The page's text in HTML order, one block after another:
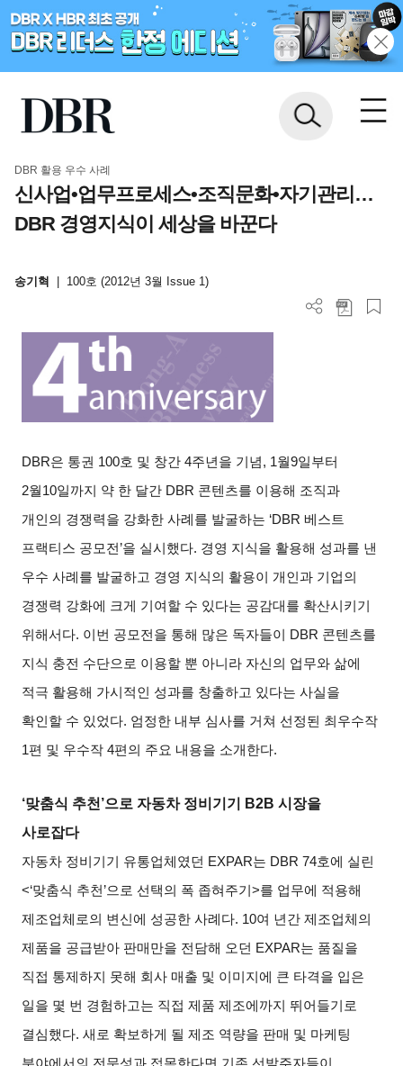
DBR 활용 우수 사례
신사업•업무프로세스•조직문화•자기관리…
DBR 경영지식이 세상을 바꾼다
송기혁 100호 (2012년 3월 Issue 1)
DBR은 통권 100호 및 창간 4주년을 기념, 1월9일부터
2월10일까지 약 한 달간 DBR 콘텐츠를 이용해 조직과
개인의 경쟁력을 강화한 사례를 발굴하는 ‘DBR베스트
프랙티스 공모전 ’을 실시했다. 경영 지식을 활용해 성과를 낸
우수 사례를 발굴하고 경영 지식의 활용이 개인과 기업의
경쟁력 강화에 크게 기여할 수 있다는 공감대를 확산시키기
위해서다. 이번 공모전을 통해 많은 독자들이 DBR 콘텐츠를
지식 충전 수단으로 이용할 뿐 아니라 자신의 업무와 삶에
적극 활용해 가시적인 성과를 창출하고 있다는 사실을
확인할 수 있었다. 엄정한 내부 심사를 거쳐 선정된 최우수작
1편 및 우수작 4편의 주요 내용을 소개한다.
‘맞춤식 추천 ’으로 자동차 정비기기 B2B시장을
사로잡다
자동차 정비기기 유통업체였던 EXPAR는 DBR 74호에 실린
<‘맞춤식 추천 ’으로 선택의 폭 좁혀주기>를 업무에 적용해
제조업체로의 변신에 성공한 사례다. 10여 년간 제조업체의
제품을 공급받아 판매만을 전담해 오던 EXPAR는 품질을
직접 통제하지 못해 회사 매출 및 이미지에 큰 타격을 입은
일을 몇 번 경험하고는 직접 제품 제조에까지 뛰어들기로
결심했다.새로 확보하게 될 제조 역량을 판매 및 마케팅
분야에서의 전문성과 접목한다면 기존 선발주자들이